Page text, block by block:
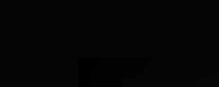
Aktuálně je přehráváno příliš